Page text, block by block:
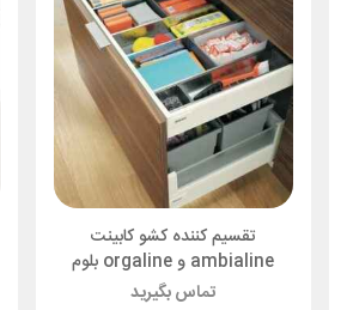
تقسیم کننده کشو کابینت
ambialine و orgaline بلوم
تماس بگیرید